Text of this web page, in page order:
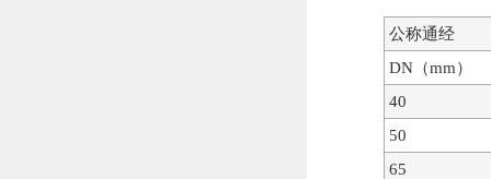
公称通经
DN（mm）
40
50
65